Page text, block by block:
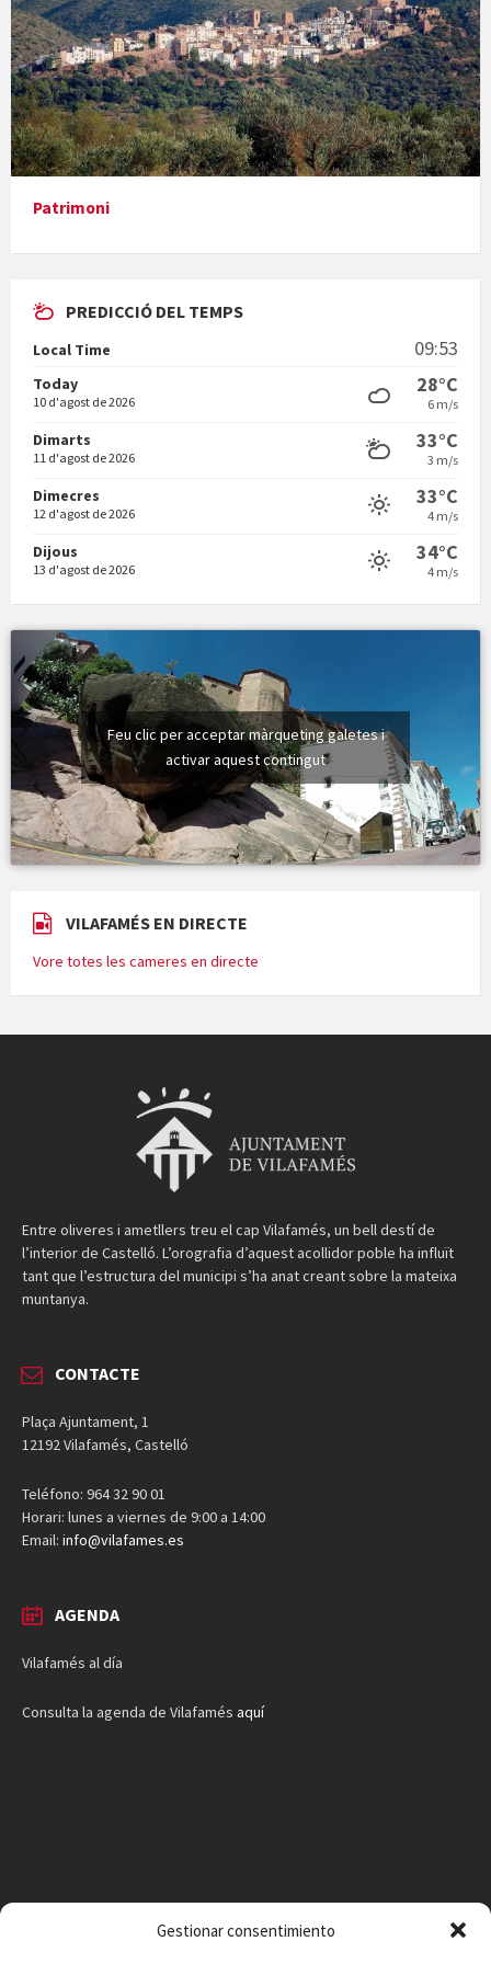
Gestionar consentimiento
Presentació del llibre &quot;La mare&quot;, d'Emma Zafon
En Bum
Vermuts a la Font. Hit parit
Patrimoni
PREDICCIÓ DEL TEMPS
Local Time 09:53
Today
10 d'agost de 2026
28°C
6 m/s
Dimarts
11 d'agost de 2026
33°C
3 m/s
Dimecres
12 d'agost de 2026
33°C
4 m/s
Dijous
13 d'agost de 2026
34°C
4 m/s
Feu clic per acceptar màrqueting galetes i
activar aquest contingut
VILAFAMÉS EN DIRECTE
Vore totes les cameres en directe
Entre oliveres i ametllers treu el cap Vilafamés, un bell destí de
l’interior de Castelló. L’orografia d’aquest acollidor poble ha influït
tant que l’estructura del municipi s’ha anat creant sobre la mateixa
muntanya.
CONTACTE
Plaça Ajuntament, 1
12192 Vilafamés, Castelló
Teléfono: 964 32 90 01
Horari: lunes a viernes de 9:00 a 14:00
Email: info@vilafames.es
AGENDA
Vilafamés al día
Consulta la agenda de Vilafamés aquí